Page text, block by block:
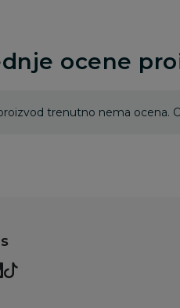
ocene
trenutno nema ocena.